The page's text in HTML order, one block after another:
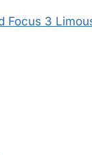
Focus 3